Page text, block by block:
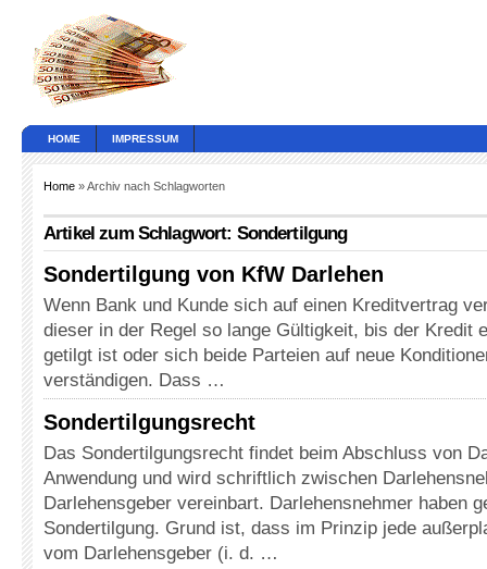
HOME IMPRESSUM
Home » Archiv nach Schlagworten
Artikel zum Schlagwort: Sondertilgung
Sondertilgung von KfW Darlehen
Wenn Bank und Kunde sich auf einen Kreditvertrag
dieser in der Regel so lange Gültigkeit, bis der Kredit
getilgt ist oder sich beide Parteien auf neue
verständigen. Dass …
Sondertilgungsrecht
Das Sondertilgungsrecht findet beim Abschluss von
Anwendung und wird schriftlich zwischen
Darlehensgeber vereinbart. Darlehensnehmer haben
Sondertilgung. Grund ist, dass im Prinzip jede
vom Darlehensgeber (i. d. …